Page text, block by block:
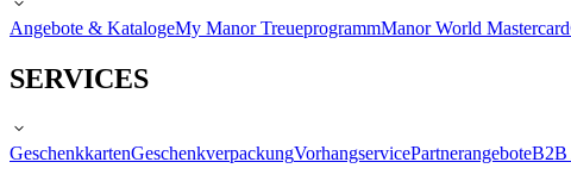
Angebote & KatalogeMy Manor TreueprogrammManor World
SERVICES
GeschenkkartenGeschenkverpackungVorhangservicePartnerangeboteB2B